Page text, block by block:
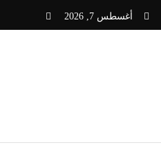
التجاوز
أغسطس 7, 2026